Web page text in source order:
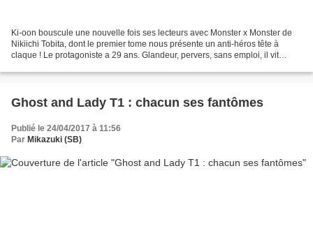
Ki-oon bouscule une nouvelle fois ses lecteurs avec Monster x Monster de
Nikiichi Tobita, dont le premier tome nous présente un anti-héros tête à
claque ! Le protagoniste a 29 ans. Glandeur, pervers, sans emploi, il vit
Ghost and Lady T1 : chacun ses fantômes
Publié le 24/04/2017 à 11:56
Par Mikazuki (SB)